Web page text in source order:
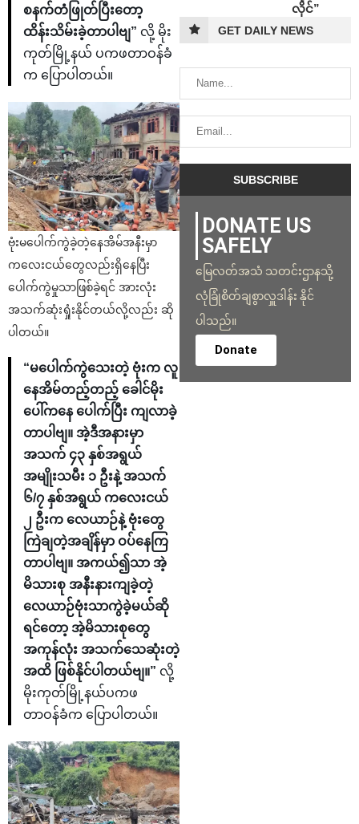
စနက်တံဖြုတ်ပြီးတော့
ထိန်းသိမ်းခဲ့တာပါဗျ” လို့ မိုး
ကုတ်မြို့နယ် ပကဖတာဝန်ခံ
က ပြောပါတယ်။
ဗုံးမပေါက်ကွဲခဲ့တဲ့နေအိမ်အနီးမှာ
ကလေးငယ်တွေလည်းရှိနေပြီး
ပေါက်ကွဲမှုသာဖြစ်ခဲ့ရင် အားလုံး
အသက်ဆုံးရှုံးနိုင်တယ်လို့လည်း ဆို
ပါတယ်။
“မပေါက်ကွဲသေးတဲ့ ဗုံးက လူ
နေအိမ်တည့်တည့် ခေါင်မိုး
ပေါ်ကနေ ပေါက်ပြီး ကျလာခဲ့
တာပါဗျ။ အဲ့ဒီအနားမှာ
အသက် ၄၃ နှစ်အရွယ်
အမျိုးသမီး ၁ ဦးနဲ့ အသက်
၆/၇ နှစ်အရွယ် ကလေးငယ်
၂ ဦးက လေယာဉ်နဲ့ ဗုံးတွေ
ကြဲချတဲ့အချိန်မှာ ဝပ်နေကြ
တာပါဗျ။ အကယ်၍သာ အဲ့
မိသားစု အနီးနားကျခဲ့တဲ့
လေယာဉ်ဗုံးသာကွဲခဲ့မယ်ဆို
ရင်တော့ အဲ့မိသားစုတွေ
အကုန်လုံး အသက်သေဆုံးတဲ့
အထိ ဖြစ်နိုင်ပါတယ်ဗျ။” လို့
မိုးကုတ်မြို့နယ်ပကဖ
တာဝန်ခံက ပြောပါတယ်။
လိုင်”
GET DAILY NEWS
DONATE US
SAFELY
မြေလတ်အသံ သတင်းဌာနသို့
လုံခြုံစိတ်ချစွာလှူဒါန်း နိုင်
ပါသည်။
Donate